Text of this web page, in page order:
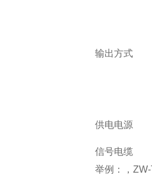
输出方式
供电电源
信号电缆
举例：，